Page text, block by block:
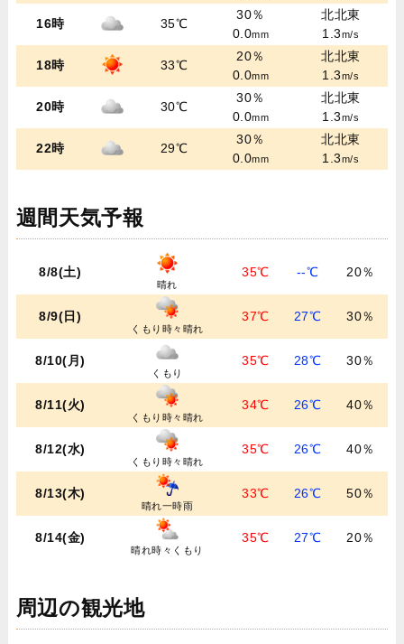
16時 35℃
30％
0.0mm
北北東
1.3m/s
18時 33℃
20％
0.0mm
北北東
1.3m/s
20時 30℃
30％
0.0mm
北北東
1.3m/s
22時 29℃
30％
0.0mm
北北東
1.3m/s
週間天気予報
8/8(土)
晴れ
35℃ --℃ 20％
8/9(日)
くもり時々晴れ
37℃ 27℃ 30％
8/10(月)
くもり
35℃ 28℃ 30％
8/11(火)
くもり時々晴れ
34℃ 26℃ 40％
8/12(水)
くもり時々晴れ
35℃ 26℃ 40％
8/13(木)
晴れ一時雨
33℃ 26℃ 50％
8/14(金)
晴れ時々くもり
35℃ 27℃ 20％
周辺の観光地